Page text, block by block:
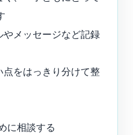
メッセージなど記録
をはっきり分けて整
に相談する